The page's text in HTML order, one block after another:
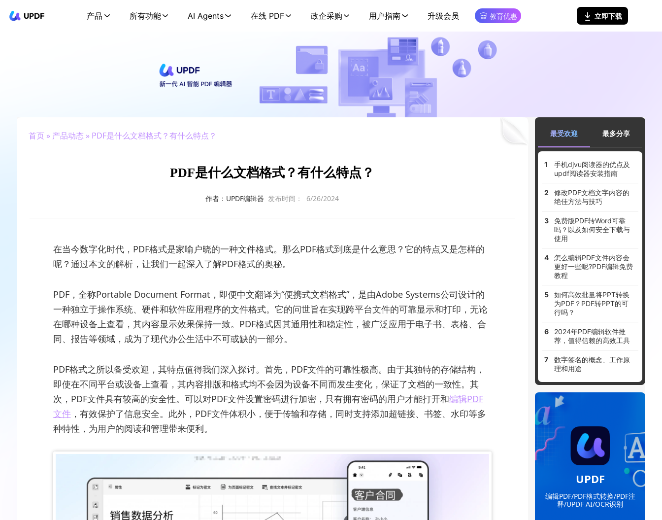
UPDF 产品 所有功能 AI Agents 在线 PDF 政企采购 用户指南 升级会员 教育优惠 立即下载
首页» 产品动态 » PDF是什么文档格式？有什么特点？
PDF是什么文档格式？有什么特点？
作者：UPDF编辑器 发布时间： 6/26/2024
在当今数字化时代，PDF格式是家喻户晓的一种文件格式。那么PDF格式到底是什么意思？它的特点又是怎样的
呢？通过本文的解析，让我们一起深入了解PDF格式的奥秘。
PDF，全称Portable Document Format，即便中文翻译为“便携式文档格式”，是由Adobe Systems公司设计的
一种独立于操作系统、硬件和软件应用程序的文件格式。它的问世旨在实现跨平台文件的可靠显示和打印，无论
在哪种设备上查看，其内容显示效果保持一致。PDF格式因其通用性和稳定性，被广泛应用于电子书、表格、合
同、报告等领域，成为了现代办公生活中不可或缺的一部分。
PDF格式之所以备受欢迎，其特点值得我们深入探讨。首先，PDF文件的可靠性极高。由于其独特的存储结构，
即使在不同平台或设备上查看，其内容排版和格式均不会因为设备不同而发生变化，保证了文档的一致性。其
次，PDF文件具有较高的安全性。可以对PDF文件设置密码进行加密，只有拥有密码的用户才能打开和编辑PDF
文件 ，有效保护了信息安全。此外，PDF文件体积小，便于传输和存储，同时支持添加超链接、书签、水印等多
种特性，为用户的阅读和管理带来便利。
最受欢迎 最多分享
手机djvu阅读器的优点及
updf阅读器安装指南
修改PDF文档文字内容的
绝佳方法与技巧
免费版PDF转Word可靠
吗？以及如何安全下载与
使用
怎么编辑PDF文件内容会
更好一些呢?PDF编辑免费
教程
如何高效批量将PPT转换
为PDF？PDF转PPT的可
行吗？
2024年PDF编辑软件推
荐，值得信赖的高效工具
数字签名的概念、工作原
理和用途
UPDF
编辑PDF/PDF格式转换/PDF注
释/UPDF AI/OCR识别